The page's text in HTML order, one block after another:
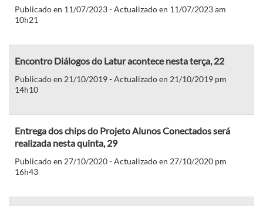
Publicado en 11/07/2023 - Actualizado en 11/07/2023 am
10h21
Encontro Diálogos do Latur acontece nesta terça, 22
Publicado en 21/10/2019 - Actualizado en 21/10/2019 pm
14h10
Entrega dos chips do Projeto Alunos Conectados será
realizada nesta quinta, 29
Publicado en 27/10/2020 - Actualizado en 27/10/2020 pm
16h43